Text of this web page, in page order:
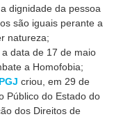
dignidade da pessoa
são iguais perante a
natureza;
a data de 17 de maio
a Homofobia;
criou, em 29 de
Público do Estado do
dos Direitos de